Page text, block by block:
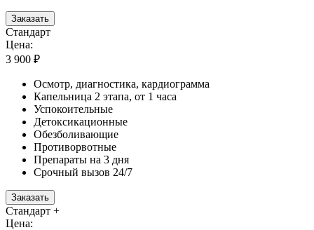
Заказать
Стандарт
Цена:
3 900 ₽
Осмотр, диагностика, кардиограмма
Капельница 2 этапа, от 1 часа
Успокоительные
Детоксикационные
Обезболивающие
Противорвотные
Препараты на 3 дня
Срочный вызов 24/7
Заказать
Стандарт +
Цена: